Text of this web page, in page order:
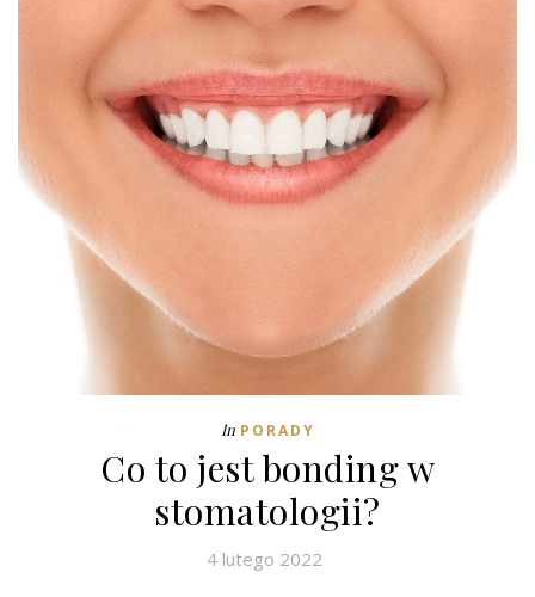
In PORADY
Co to jest bonding w
stomatologii?
4 lutego 2022